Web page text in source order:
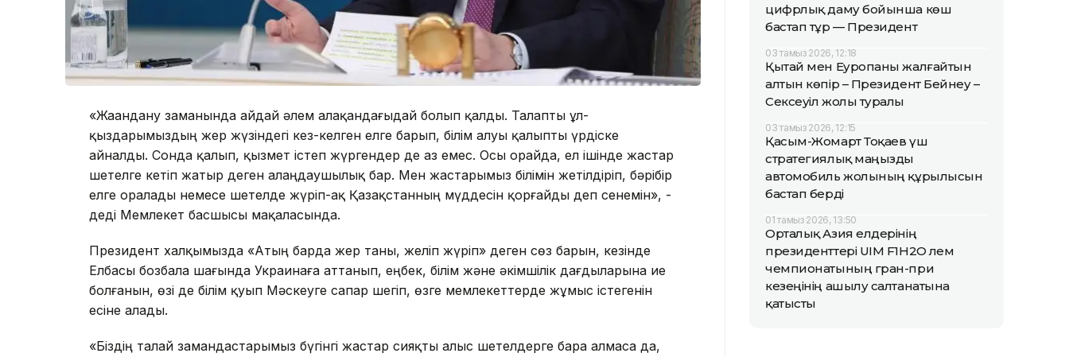
«Жаһандану заманында айдай әлем алақандағыдай болып қалды. Талапты ұл-
қыздарымыздың жер жүзіндегі кез-келген елге барып, білім алуы қалыпты үрдіске
айналды. Сонда қалып, қызмет істеп жүргендер де аз емес. Осы орайда, ел ішінде жастар
шетелге кетіп жатыр деген алаңдаушылық бар. Мен жастарымыз білімін жетілдіріп, бәрібір
елге оралады немесе шетелде жүріп-ақ Қазақстанның мүддесін қорғайды деп сенемін», -
деді Мемлекет басшысы мақаласында.
Президент халқымызда «Атың барда жер таны, желіп жүріп» деген сөз барын, кезінде
Елбасы бозбала шағында Украинаға аттанып, еңбек, білім және әкімшілік дағдыларына ие
болғанын, өзі де білім қуып Мәскеуге сапар шегіп, өзге мемлекеттерде жұмыс істегенін
есіне алады.
«Біздің талай замандастарымыз бүгінгі жастар сияқты алыс шетелдерге бара алмаса да,
цифрлық даму бойынша көш
бастап тұр — Президент
03 тамыз 2026, 12:18
Қытай мен Еуропаны жалғайтын
алтын көпір – Президент Бейнеу –
Сексеуіл жолы туралы
03 тамыз 2026, 12:15
Қасым-Жомарт Тоқаев үш
стратегиялық маңызды
автомобиль жолының құрылысын
бастап берді
01 тамыз 2026, 13:50
Орталық Азия елдерінің
президенттері UIM F1H2O әлем
чемпионатының гран-при
кезеңінің ашылу салтанатына
қатысты